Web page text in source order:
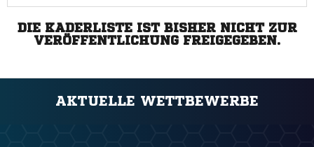
DIE KADERLISTE IST BISHER NICHT ZUR
VERÖFFENTLICHUNG FREIGEGEBEN.
AKTUELLE WETTBEWERBE